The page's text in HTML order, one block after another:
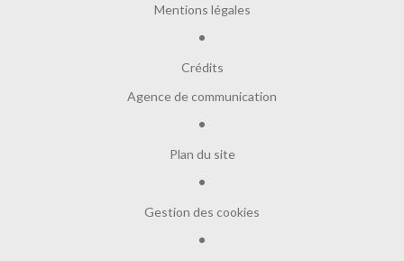
Mentions légales
Crédits
Agence de communication
Plan du site
Gestion des cookies